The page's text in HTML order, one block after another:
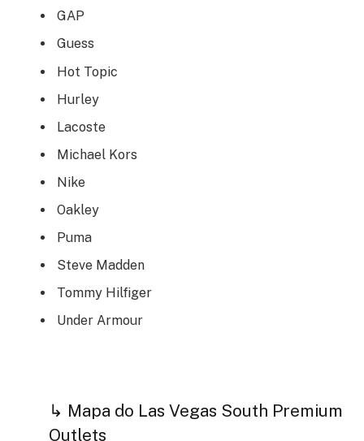
GAP
Guess
Hot Topic
Hurley
Lacoste
Michael Kors
Nike
Oakley
Puma
Steve Madden
Tommy Hilfiger
Under Armour
↳ Mapa do Las Vegas South Premium
Outlets